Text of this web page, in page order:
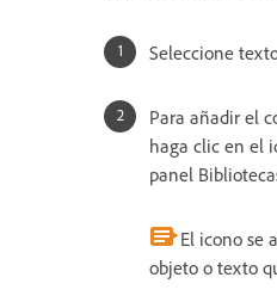
Seleccione
Para añadir el
haga clic en el
panel
El icono se
objeto o texto